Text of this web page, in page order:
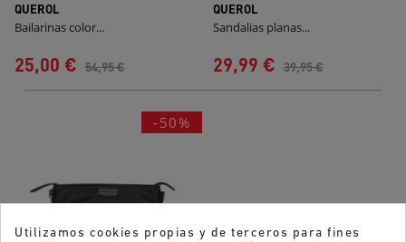
QUEROL
Bailarinas color...
25,00 € 54,95 €
QUEROL
Sandalias planas...
29,99 € 39,95 €
-50%
Utilizamos cookies propias y de terceros para fines